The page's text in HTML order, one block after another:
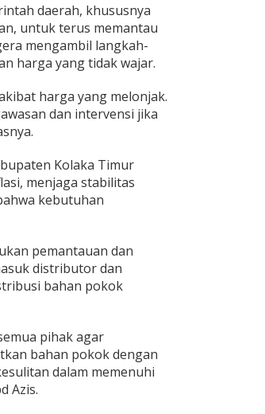
daerah, khususnya
untuk terus memantau
mengambil langkah-
harga yang tidak wajar.
harga yang melonjak.
dan intervensi jika
Kolaka Timur
menjaga stabilitas
kebutuhan
pemantauan dan
distributor dan
bahan pokok
pihak agar
bahan pokok dengan
dalam memenuhi
Azis.